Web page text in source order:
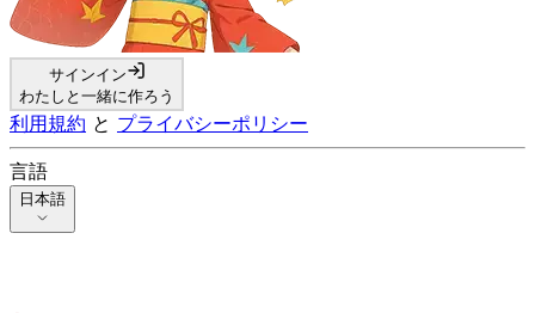
サインイン
わたしと一緒に作ろう
利用規約 と プライバシーポリシー
言語
日本語